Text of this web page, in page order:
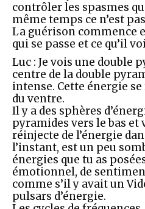
contrôler les spasmes
même temps ce n’est
La guérison commence
qui se passe et ce qu’il
Luc : Je vois une double
centre de la double
intense. Cette énergie
du ventre.
Il y a des sphères
pyramides vers le bas et
réinjecte de l’énergie
l’instant, est un peu
énergies que tu as
émotionnel, de
comme s’il y avait un
pulsars d’énergie.